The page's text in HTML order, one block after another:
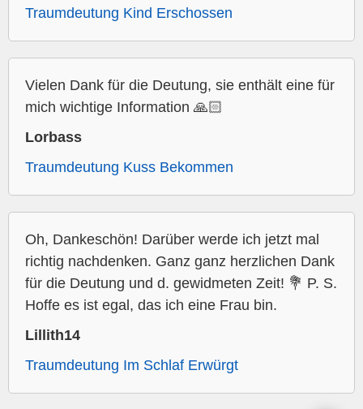
Traumdeutung Kind Erschossen
Vielen Dank für die Deutung, sie enthält eine für
mich wichtige Information 🙏🏻
Lorbass
Traumdeutung Kuss Bekommen
Oh, Dankeschön! Darüber werde ich jetzt mal
richtig nachdenken. Ganz ganz herzlichen Dank
für die Deutung und d. gewidmeten Zeit! 💐 P. S.
Hoffe es ist egal, das ich eine Frau bin.
Lillith14
Traumdeutung Im Schlaf Erwürgt